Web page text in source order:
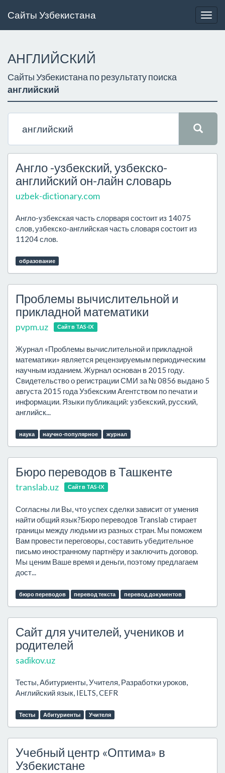
Сайты Узбекистана
АНГЛИЙСКИЙ
Сайты Узбекистана по результату поиска
английский
Англо -узбекский, узбекско-
английский он-лайн словарь
uzbek-dictionary.com
Англо-узбекская часть слорваря состоит из 14075
слов, узбекско-английская часть словаря состоит из
11204 слов.
образование
Проблемы вычислительной и
прикладной математики
pvpm.uz Сайт в TAS-IX
Журнал «Проблемы вычислительной и прикладной
математики» является рецензируемым периодическим
научным изданием. Журнал основан в 2015 году.
Свидетельство о регистрации СМИ за № 0856 выдано 5
августа 2015 года Узбекским Агентством по печати и
информации. Языки публикаций: узбекский, русский,
английск...
наука научно-популярное журнал
Бюро переводов в Ташкенте
translab.uz Сайт в TAS-IX
Согласны ли Вы, что успех сделки зависит от умения
найти общий язык?Бюро переводов Translab стирает
границы между людьми из разных стран. Мы поможем
Вам провести переговоры, составить убедительное
письмо иностранному партнёру и заключить договор.
Мы ценим Ваше время и деньги, поэтому предлагаем
дост...
бюро переводов перевод текста перевод документов
Сайт для учителей, учеников и
родителей
sadikov.uz
Тесты, Абитуриенты, Учителя, Разработки уроков,
Английский язык, IELTS, CEFR
Тесты Абитуриенты Учителя
Учебный центр «Оптима» в
Узбекистане